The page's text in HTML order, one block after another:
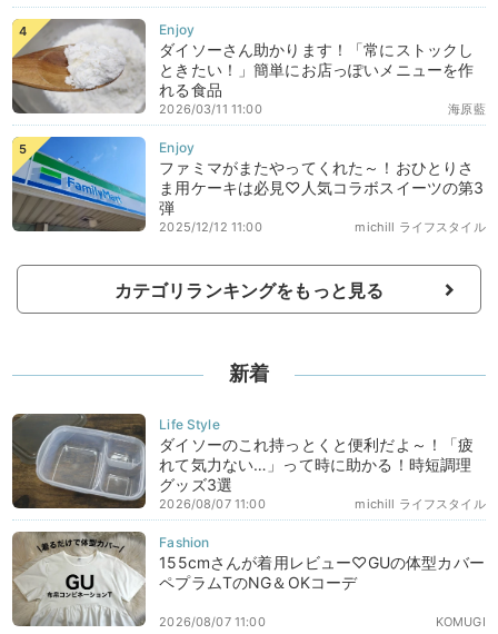
ダイソーさん助かります！「常にストックし
ときたい！」簡単にお店っぽいメニューを作
れる食品
海原藍
2026/03/11 11:00
ファミマがまたやってくれた～！おひとりさ
ま用ケーキは必見♡人気コラボスイーツの第3
弾
michill ライフスタイル
2025/12/12 11:00
カテゴリランキングをもっと見る
新着
ダイソーのこれ持っとくと便利だよ～！「疲
れて気力ない…」って時に助かる！時短調理
グッズ3選
michill ライフスタイル
2026/08/07 11:00
155cmさんが着用レビュー♡GUの体型カバー
ペプラムTのNG＆OKコーデ
KOMUGI
2026/08/07 11:00